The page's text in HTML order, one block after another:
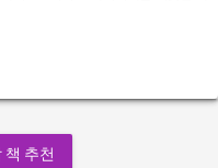
책 추천